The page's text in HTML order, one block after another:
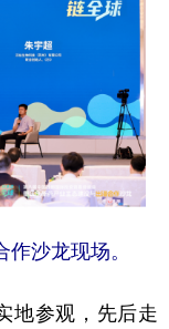
沙龙现场。
参观，先后走